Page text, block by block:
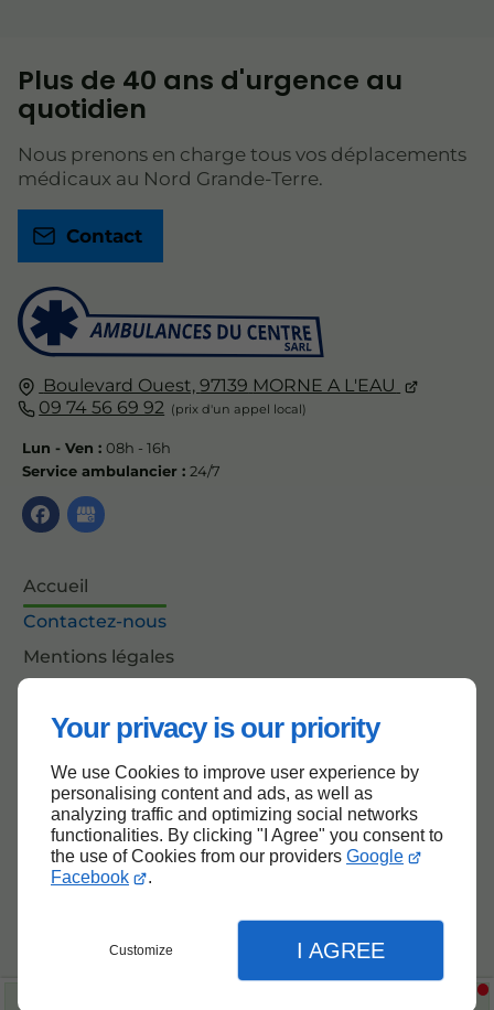
Your privacy is our priority
We use Cookies to improve user experience by
personalising content and ads, as well as
analyzing traffic and optimizing social networks
functionalities. By clicking "I Agree" you consent to
the use of Cookies from our providers Google
Facebook
.
Customize I AGREE
Boulevard Ouest,97139 MORNE A L'EAU
09 74 56 69 92
Lun - Ven :08h - 16h
Service ambulancier :24/7
Accueil
Contactez-nous
Mentions légales
Plus de 40 ans d'urgence au
quotidien
Nous prenons en charge tous vos déplacements
médicaux au Nord Grande-Terre.
Contact
Haut de page